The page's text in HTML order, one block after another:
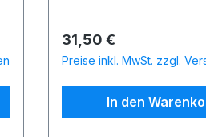
Luftsauerstoff in das
Einfache Reinigung mit
Schwamm möglich.Im
Kontakt mit Fischen
die (Gummi
Regulärer Preis:
31,50 €
Preise inkl. MwSt. zzgl.
In den